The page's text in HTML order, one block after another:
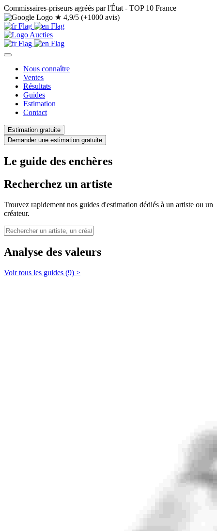
Commissaires-priseurs agréés par l'État - TOP 10 France
★ 4,9/5 (+1000 avis)
Nous connaître
Ventes
Résultats
Guides
Estimation
Contact
Estimation gratuite
Demander une estimation gratuite
Le guide des enchères
Recherchez un artiste
Trouvez rapidement nos guides d'estimation dédiés à un artiste ou un
créateur.
Analyse des valeurs
Voir tous les guides (9) >